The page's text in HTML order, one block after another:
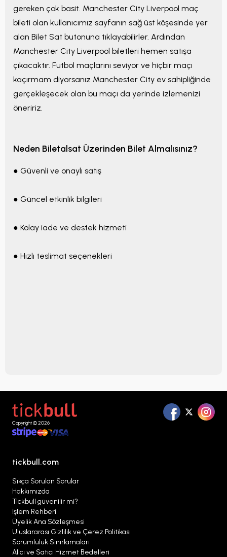
gereken çok basit. Manchester City Liverpool maç
bileti olan kullanıcımız sayfanın sağ üst köşesinde yer
alan Bilet Sat butonuna tıklayabilirler. Ardından
Manchester City Liverpool biletleri hemen satışa
çıkacaktır. Futbol maçlarını seviyor ve hiçbir maçı
kaçırmam diyorsanız Manchester City ev sahipliğinde
gerçekleşecek olan bu maçı da yerinde izlemenizi
öneririz.
Neden Biletalsat Üzerinden Bilet Almalısınız?
● Güvenli ve onaylı satış
● Güncel etkinlik bilgileri
● Kolay iade ve destek hizmeti
● Hızlı teslimat seçenekleri
Copyright © 2026
tickbull.com
Sıkça Sorulan Sorular
Hakkımızda
Tickbull güvenilir mi?
İşlem Rehberi
Üyelik Ana Sözleşmesi
Uluslararası Gizlilik ve Çerez Politikası
Sorumluluk Sınırlamaları
Alıcı ve Satıcı Hizmet Bedelleri